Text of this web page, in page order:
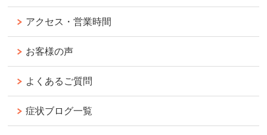
アクセス・営業時間
お客様の声
よくあるご質問
症状ブログ一覧